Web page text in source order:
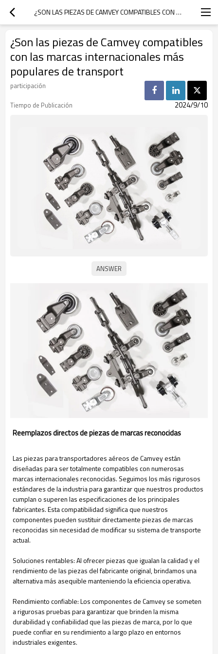
¿SON LAS PIEZAS DE CAMVEY COMPATIBLES CON LAS MARCAS INTERNACIONALES MÁS POPULARES DE TRANSPORT
¿Son las piezas de Camvey compatibles
con las marcas internacionales más
populares de transport
participación
Tiempo de Publicación
2024/9/10
Reemplazos directos de piezas de marcas reconocidas
Las piezas para transportadores aéreos de Camvey están
diseñadas para ser totalmente compatibles con numerosas
marcas internacionales reconocidas. Seguimos los más rigurosos
estándares de la industria para garantizar que nuestros productos
cumplan o superen las especificaciones de los principales
fabricantes. Esta compatibilidad significa que nuestros
componentes pueden sustituir directamente piezas de marcas
reconocidas sin necesidad de modificar su sistema de transporte
actual.
Soluciones rentables: Al ofrecer piezas que igualan la calidad y el
rendimiento de las piezas del fabricante original, brindamos una
alternativa más asequible manteniendo la eficiencia operativa.
Rendimiento confiable: Los componentes de Camvey se someten
a rigurosas pruebas para garantizar que brinden la misma
durabilidad y confiabilidad que las piezas de marca, por lo que
puede confiar en su rendimiento a largo plazo en entornos
industriales exigentes.